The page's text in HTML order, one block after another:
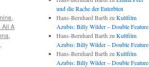
,
All A
,
,
und die Rache der Enterbten
Hans-Bernhard Barth zu Kultfilm
Azubis: Billy Wilder – Double Feature
Hans-Bernhard Barth zu Kultfilm
Azubis: Billy Wilder – Double Feature
Hans-Bernhard Barth zu Kultfilm
Azubis: Billy Wilder – Double Feature